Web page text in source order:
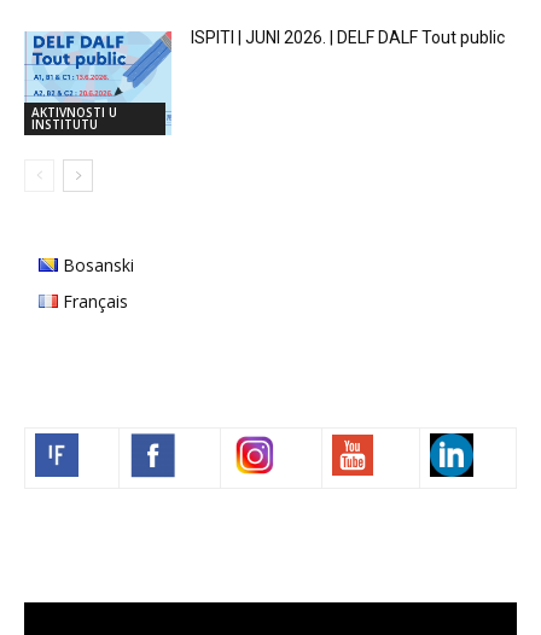
AKTIVNOSTI U
INSTITUTU
ISPITI | JUNI 2026. | DELF DALF Tout public
Bosanski
Français